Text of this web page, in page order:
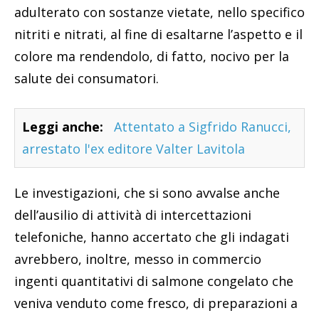
adulterato con sostanze vietate, nello specifico
nitriti e nitrati, al fine di esaltarne l’aspetto e il
colore ma rendendolo, di fatto, nocivo per la
salute dei consumatori.
Leggi anche:
Attentato a Sigfrido Ranucci,
arrestato l'ex editore Valter Lavitola
Le investigazioni, che si sono avvalse anche
dell’ausilio di attività di intercettazioni
telefoniche, hanno accertato che gli indagati
avrebbero, inoltre, messo in commercio
ingenti quantitativi di salmone congelato che
veniva venduto come fresco, di preparazioni a